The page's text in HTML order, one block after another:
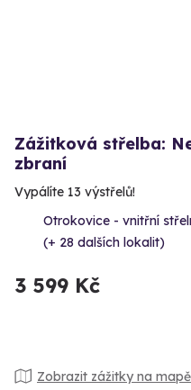
Zážitková střelba:
zbraní
Vypálíte 13 výstřelů!
Otrokovice - vnitřní
(+ 28 dalších lokalit)
3 599 Kč
Zobrazit zážitky na mapě